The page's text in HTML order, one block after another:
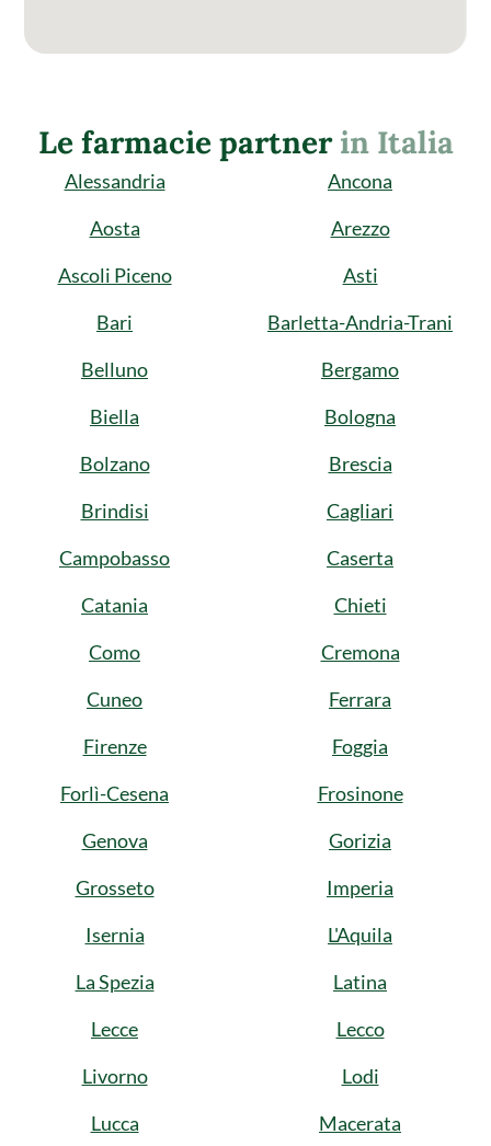
Le farmacie partnerin Italia
Alessandria
Ancona
Aosta
Arezzo
Ascoli Piceno
Asti
Bari
Barletta-Andria-Trani
Belluno
Bergamo
Biella
Bologna
Bolzano
Brescia
Brindisi
Cagliari
Campobasso
Caserta
Catania
Chieti
Como
Cremona
Cuneo
Ferrara
Firenze
Foggia
Forlì-Cesena
Frosinone
Genova
Gorizia
Grosseto
Imperia
Isernia
L'Aquila
La Spezia
Latina
Lecce
Lecco
Livorno
Lodi
Lucca
Macerata